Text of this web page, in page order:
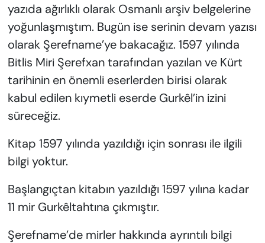
yazıda ağırlıklı olarak Osmanlı arşiv belgelerine
yoğunlaşmıştım. Bugün ise serinin devam yazısı
olarak Şerefname’ye bakacağız. 1597 yılında
Bitlis Miri Şerefxan tarafından yazılan ve Kürt
tarihinin en önemli eserlerden birisi olarak
kabul edilen kıymetli eserde Gurkêl’in izini
süreceğiz.
Kitap 1597 yılında yazıldığı için sonrası ile ilgili
bilgi yoktur.
Başlangıçtan kitabın yazıldığı 1597 yılına kadar
11 mir Gurkêltahtına çıkmıştır.
Şerefname’de mirler hakkında ayrıntılı bilgi